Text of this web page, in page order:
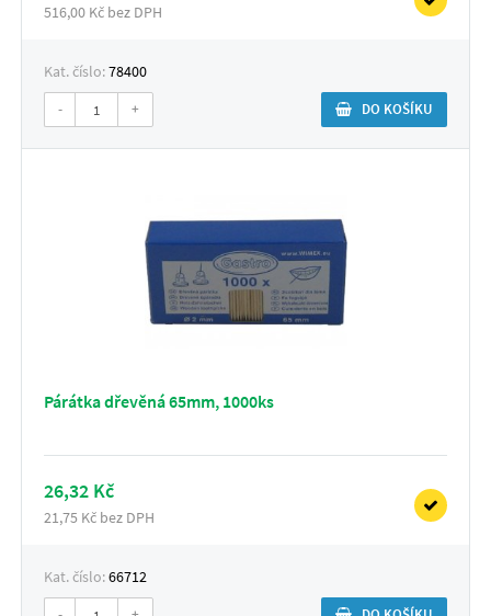
516,00 Kč bez DPH
Kat. číslo:78400
- + DO KOŠÍKU
Párátka dřevěná 65mm, 1000ks
26,32 Kč
21,75 Kč bez DPH
Kat. číslo:66712